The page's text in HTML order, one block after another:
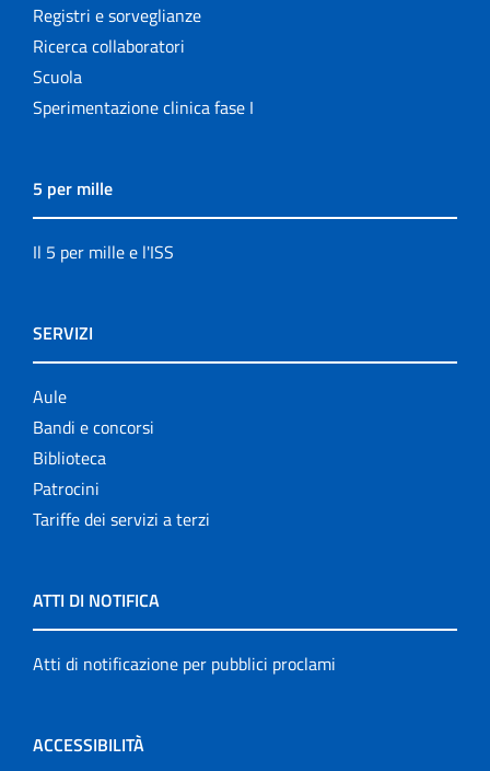
Registri e sorveglianze
Ricerca collaboratori
Scuola
Sperimentazione clinica fase I
5 per mille
Il 5 per mille e l'ISS
SERVIZI
Aule
Bandi e concorsi
Biblioteca
Patrocini
Tariffe dei servizi a terzi
ATTI DI NOTIFICA
Atti di notificazione per pubblici proclami
ACCESSIBILITÀ